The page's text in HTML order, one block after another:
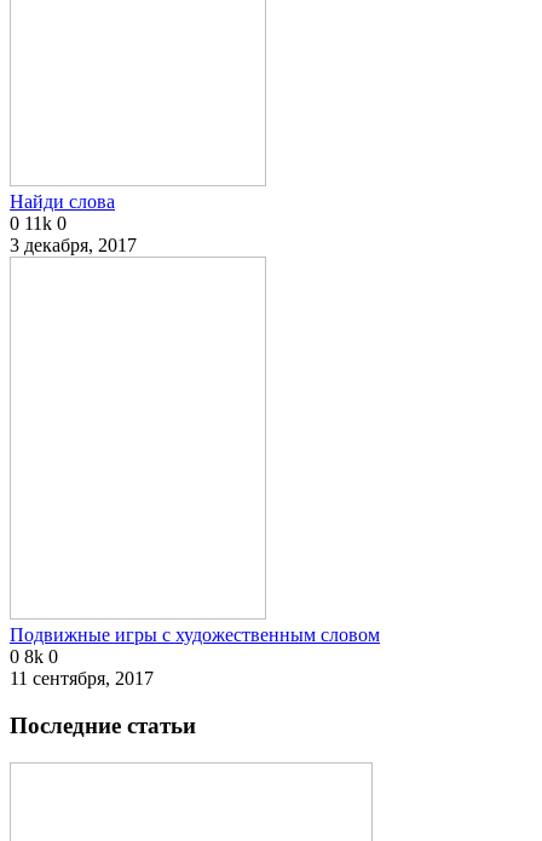
Найди слова
0 11k 0
3 декабря, 2017
Подвижные игры с художественным словом
0 8k 0
11 сентября, 2017
Последние статьи